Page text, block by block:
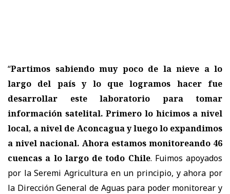
“Partimos sabiendo muy poco de la nieve a lo
largo del país y lo que logramos hacer fue
desarrollar este laboratorio para tomar
información satelital. Primero lo hicimos a nivel
local, a nivel de Aconcagua y luego lo expandimos
a nivel nacional. Ahora estamos monitoreando 46
cuencas a lo largo de todo Chile. Fuimos apoyados
por la Seremi Agricultura en un principio, y ahora por
la Dirección General de Aguas para poder monitorear y